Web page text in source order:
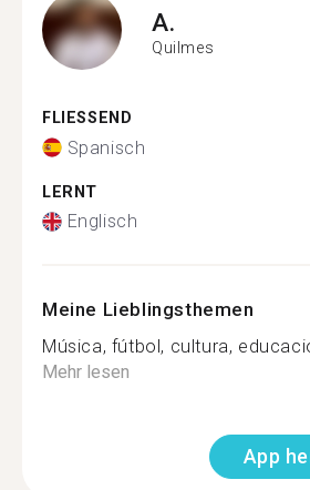
A.
Quilmes
FLIESSEND
Spanisch
LERNT
Englisch
Meine Lieblingsthemen
Música, fútbol, cultura,
Mehr lesen
App